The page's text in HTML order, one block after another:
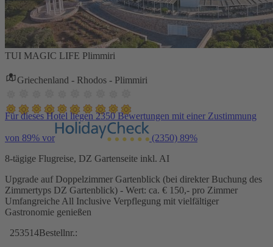
TUI MAGIC LIFE Plimmiri
Griechenland - Rhodos - Plimmiri
Für dieses Hotel liegen 2350 Bewertungen mit einer Zustimmung
von 89% vor (2350) 89%
8-tägige Flugreise, DZ Gartenseite inkl. AI
Upgrade auf Doppelzimmer Gartenblick (bei direkter Buchung des
Zimmertyps DZ Gartenblick) - Wert: ca. € 150,- pro Zimmer
Umfangreiche All Inclusive Verpflegung mit vielfältiger
Gastronomie genießen
253514Bestellnr.: